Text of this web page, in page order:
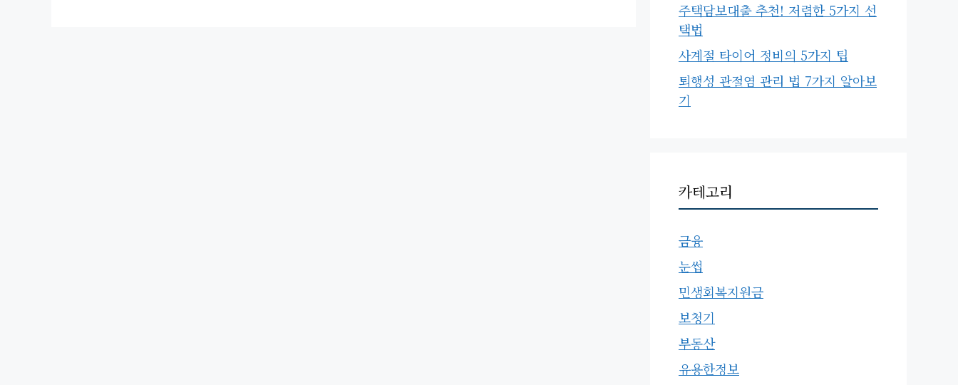
주택담보대출 추천! 저렴한 5가지 선
택법
사계절 타이어 정비의 5가지 팁
퇴행성 관절염 관리 법 7가지 알아보
기
카테고리
금융
눈썹
민생회복지원금
보청기
부동산
유용한정보